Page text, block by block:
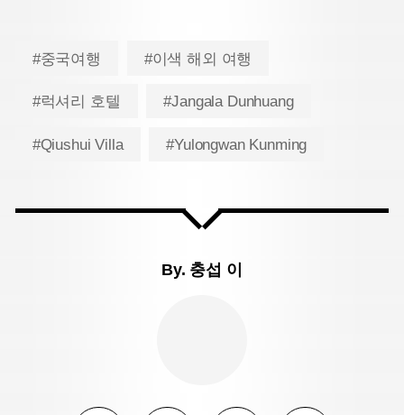
#중국여행 #이색 해외 여행
#럭셔리 호텔 #Jangala Dunhuang
#Qiushui Villa #Yulongwan Kunming
By. 충섭 이